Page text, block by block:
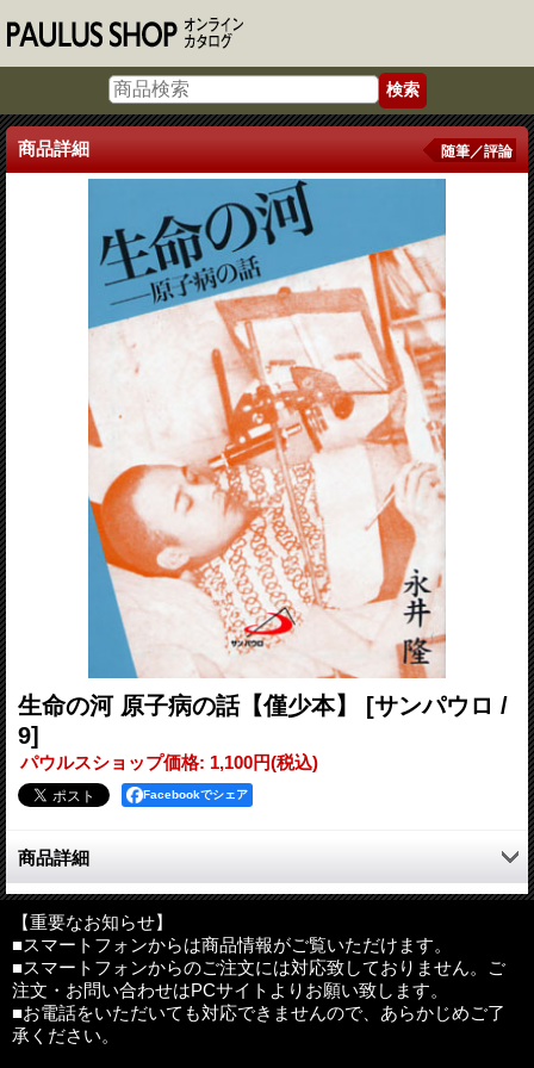
商品詳細 随筆／評論
生命の河 原子病の話【僅少本】
[サンパウロ /
9]
パウルスショップ価格: 1,100円(税込)
Facebookでシェア
商品詳細
長崎への原爆投下。永井隆はみずから被爆しながらも、医者とし
て被災者の治療に努めるとともに、原爆が人体にどのような影響
を及ぼすのか克明に記録をとり、分析していく。いつの日か人類
が、原子病に対処することができるよう願いながら、原子学を平
和のために用いることを願いながら。
現在のわたしたちは、永井隆の思いにこたえているだろうか。
【重要なお知らせ】
■スマートフォンからは商品情報がご覧いただけます。
■スマートフォンからのご注文には対応致しておりません。ご
注文・お問い合わせはPCサイトよりお願い致します。
■お電話をいただいても対応できませんので、あらかじめご了
承ください。